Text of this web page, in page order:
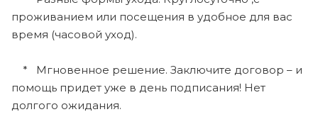
проживанием или посещения в удобное для вас
время (часовой уход).
* Мгновенное решение. Заключите договор – и
помощь придет уже в день подписания! Нет
долгого ожидания.